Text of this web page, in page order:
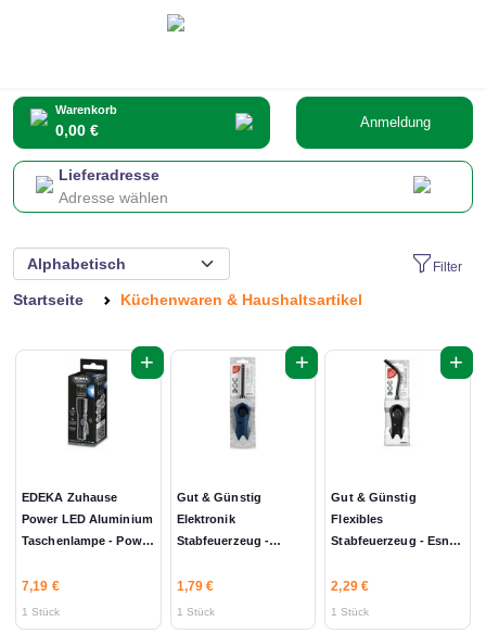
Warenkorb
0,00 € Anmeldung
Lieferadresse
Adresse wählen
Filter
Startseite Küchenwaren & Haushaltsartikel
+
EDEKA Zuhause
Power LED Aluminium
Taschenlampe - Power
Feneri 1 Stück
7,19 €
1 Stück
+
Gut & Günstig
Elektronik
Stabfeuerzeug -
Çakmak 1 Stück
1,79 €
1 Stück
+
Gut & Günstig
Flexibles
Stabfeuerzeug - Esnek
Stück
2,29 €
1 Stück